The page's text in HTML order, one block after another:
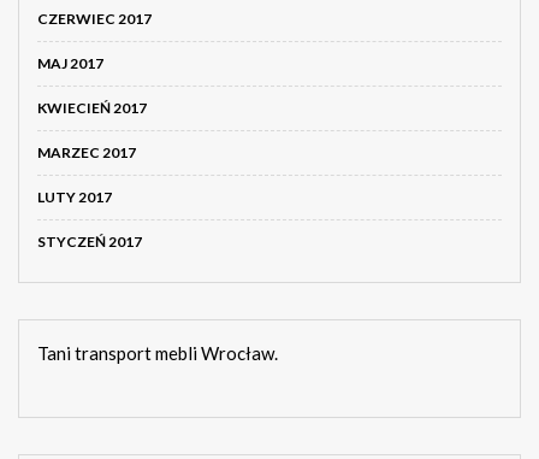
CZERWIEC 2017
MAJ 2017
KWIECIEŃ 2017
MARZEC 2017
LUTY 2017
STYCZEŃ 2017
Tani transport mebli Wrocław.